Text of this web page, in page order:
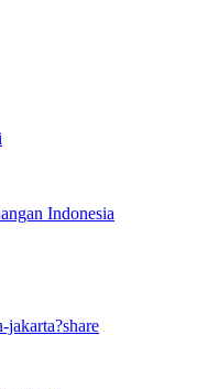
Indonesia
jakarta?share